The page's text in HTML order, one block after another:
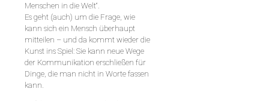
Menschen in die Welt“.
Es geht (auch) um die Frage, wie
kann sich ein Mensch überhaupt
mitteilen – und da kommt wieder die
Kunst ins Spiel: Sie kann neue Wege
der Kommunikation erschließen für
Dinge, die man nicht in Worte fassen
kann.